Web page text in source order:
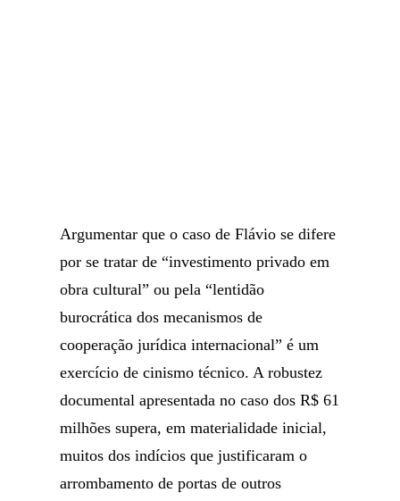
Argumentar que o caso de Flávio se difere
por se tratar de “investimento privado em
obra cultural” ou pela “lentidão
burocrática dos mecanismos de
cooperação jurídica internacional” é um
exercício de cinismo técnico. A robustez
documental apresentada no caso dos R$ 61
milhões supera, em materialidade inicial,
muitos dos indícios que justificaram o
arrombamento de portas de outros